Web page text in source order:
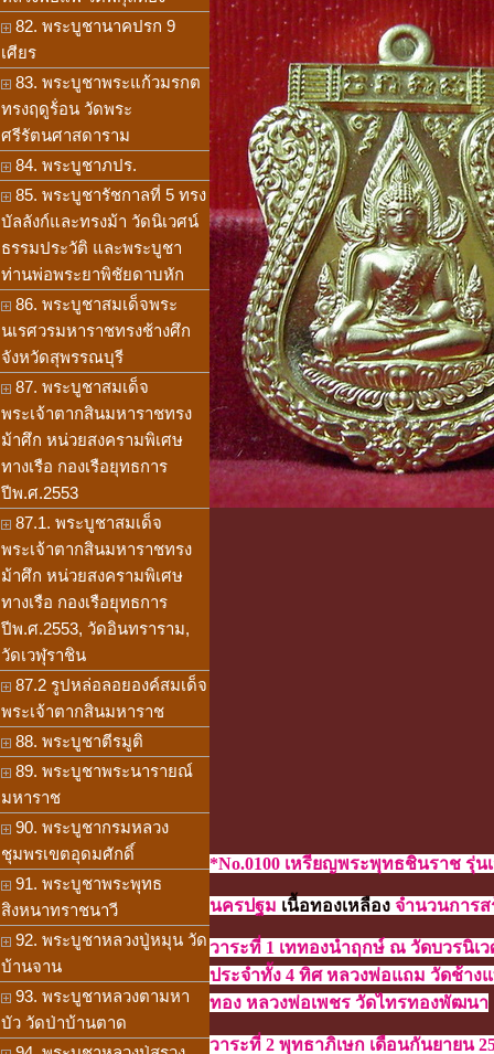
82. พระบูชานาคปรก 9
เศียร
83. พระบูชาพระแก้วมรกต
ทรงฤดูร้่อน วัดพระ
ศรีรัตนศาสดาราม
84. พระบูชาภปร.
85. พระบูชารัชกาลที่ 5 ทรง
บัลลังก์และทรงม้า วัดนิเวศน์
ธรรมประวัติ และพระบูชา
ท่านพ่อพระยาพิชัยดาบหัก
86. พระบูชาสมเด็จพระ
นเรศวรมหาราชทรงช้างศึก
จังหวัดสุพรรณบุรี
87. พระบูชาสมเด็จ
พระเจ้าตากสินมหาราชทรง
ม้าศึก หน่วยสงครามพิเศษ
ทางเรือ กองเรือยุทธการ
ปีพ.ศ.2553
87.1. พระบูชาสมเด็จ
พระเจ้าตากสินมหาราชทรง
ม้าศึก หน่วยสงครามพิเศษ
ทางเรือ กองเรือยุทธการ
ปีพ.ศ.2553, วัดอินทราราม,
วัดเวฬุราชิน
87.2 รูปหล่อลอยองค์สมเด็จ
พระเจ้าตากสินมหาราช
88. พระบูชาตีรมูติ
89. พระบูชาพระนารายณ์
มหาราช
90. พระบูชากรมหลวง
ชุมพรเขตอุดมศักดิ์
91. พระบูชาพระพุทธ
สิงหนาทราชนาวี
92. พระบูชาหลวงปู่หมุน วัด
บ้านจาน
93. พระบูชาหลวงตามหา
บัว วัดป่าบ้านตาด
*No.0100 เหรียญพระพุทธชินราช รุ่
นครปฐม เนื้อทองเหลือง จำนวนการส
วาระที่ 1 เททองนำฤกษ์ ณ วัดบวรนิเ
ประจำทั้ง 4 ทิศ หลวงพ่อแถม วัดช้า
ทอง หลวงพ่อเพชร วัดไทรทองพัฒนา
วาระที่ 2 พุทธาภิเษก เดือนกันยายน